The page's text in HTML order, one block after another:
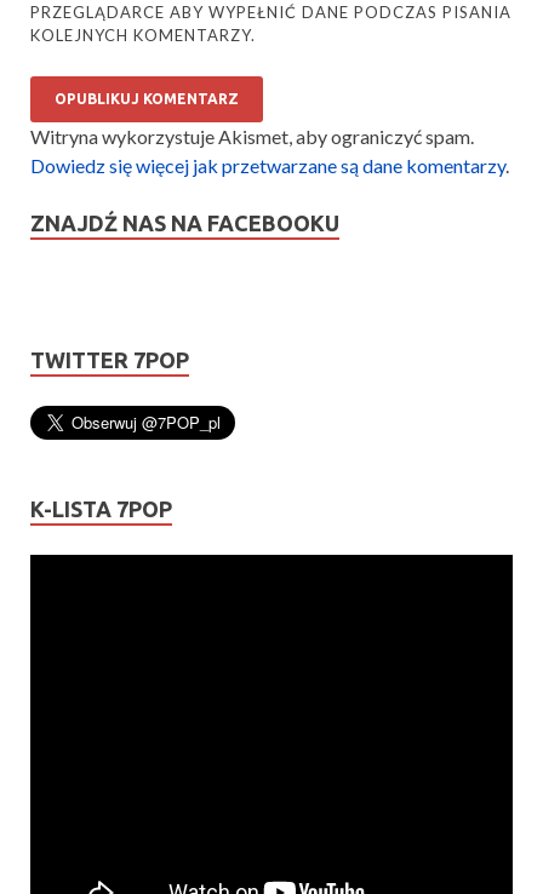
PRZEGLĄDARCE ABY WYPEŁNIĆ DANE PODCZAS PISANIA
KOLEJNYCH KOMENTARZY.
Witryna wykorzystuje Akismet, aby ograniczyć spam.
Dowiedz się więcej jak przetwarzane są dane komentarzy.
ZNAJDŹ NAS NA FACEBOOKU
TWITTER 7POP
K-LISTA 7POP